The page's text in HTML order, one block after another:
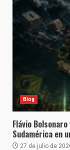
Blog
Flávio
Sudamérica en
27 de julio de